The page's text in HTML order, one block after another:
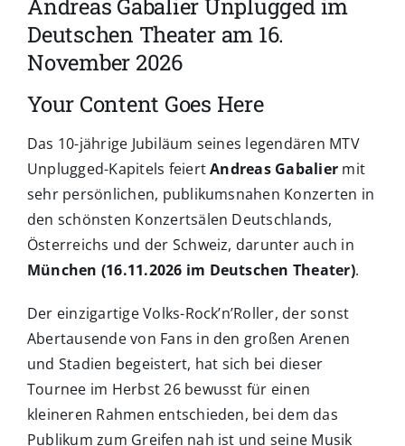
Andreas Gabalier Unplugged im
Deutschen Theater am 16.
November 2026
Your Content Goes Here
Das 10-jährige Jubiläum seines legendären MTV
Unplugged-Kapitels feiertAndreas Gabalier mit
sehr persönlichen, publikumsnahen Konzerten in
den schönsten Konzertsälen Deutschlands,
Österreichs und der Schweiz, darunter auch in
München (16.11.2026 im Deutschen Theater).
Der einzigartige Volks-Rock’n’Roller, der sonst
Abertausende von Fans in den großen Arenen
und Stadien begeistert, hat sich bei dieser
Tournee im Herbst 26 bewusst für einen
kleineren Rahmen entschieden, bei dem das
Publikum zum Greifen nah ist und seine Musik